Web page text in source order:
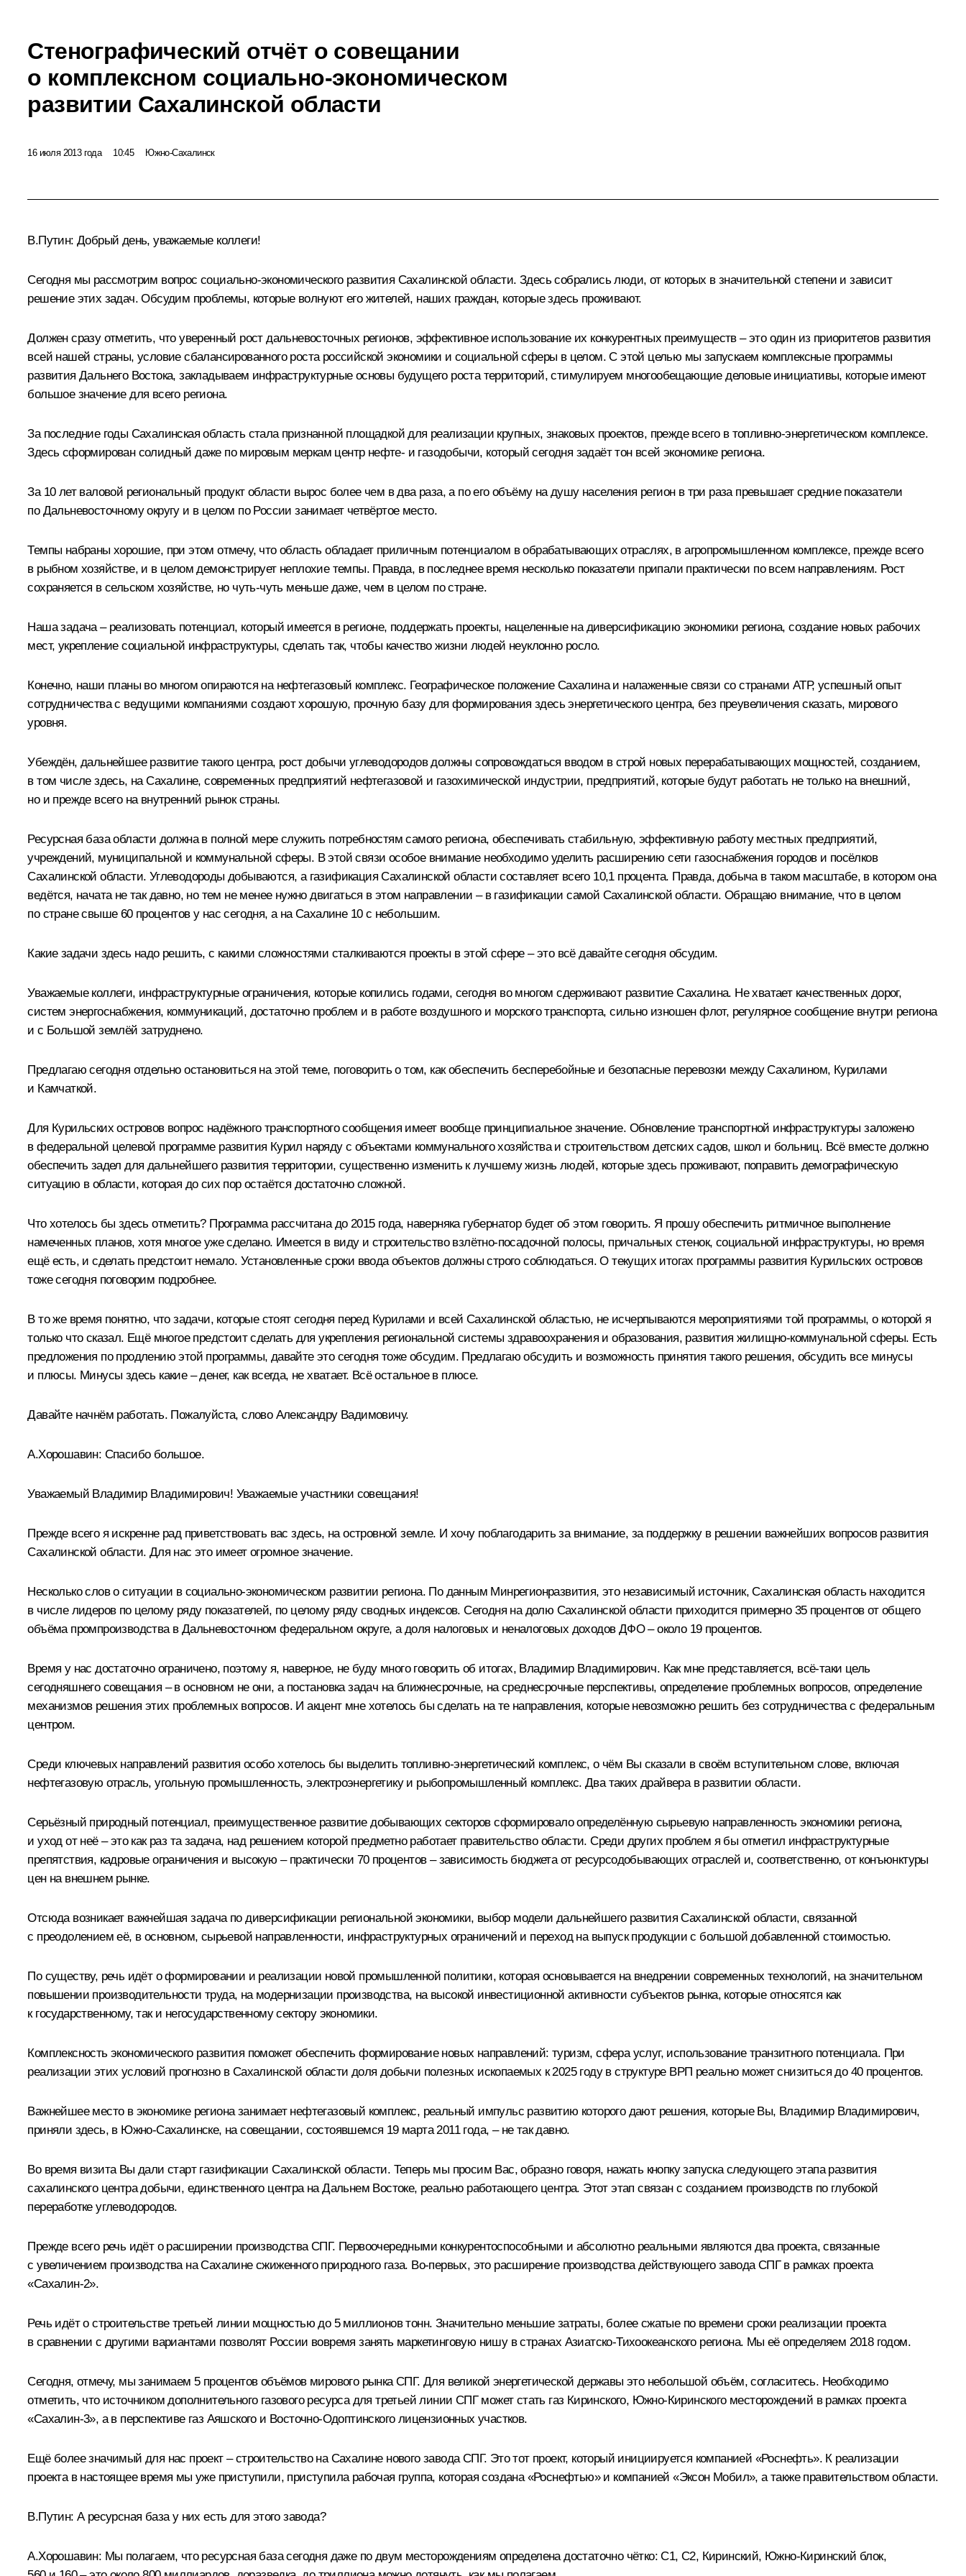
Стенографический отчёт о совещании
о комплексном социально-экономическом
развитии Сахалинской области
16 июля 2013 года 10:45 Южно-Сахалинск
В.Путин: Добрый день, уважаемые коллеги!
Сегодня мы рассмотрим вопрос социально-экономического развития Сахалинской области. Здесь собрались люди, от которых в значительной степени и зависит
решение этих задач. Обсудим проблемы, которые волнуют его жителей, наших граждан, которые здесь проживают.
Должен сразу отметить, что уверенный рост дальневосточных регионов, эффективное использование их конкурентных преимуществ – это один из приоритетов развития
всей нашей страны, условие сбалансированного роста российской экономики и социальной сферы в целом. С этой целью мы запускаем комплексные программы
развития Дальнего Востока, закладываем инфраструктурные основы будущего роста территорий, стимулируем многообещающие деловые инициативы, которые имеют
большое значение для всего региона.
За последние годы Сахалинская область стала признанной площадкой для реализации крупных, знаковых проектов, прежде всего в топливно-энергетическом комплексе.
Здесь сформирован солидный даже по мировым меркам центр нефте- и газодобычи, который сегодня задаёт тон всей экономике региона.
За 10 лет валовой региональный продукт области вырос более чем в два раза, а по его объёму на душу населения регион в три раза превышает средние показатели
по Дальневосточному округу и в целом по России занимает четвёртое место.
Темпы набраны хорошие, при этом отмечу, что область обладает приличным потенциалом в обрабатывающих отраслях, в агропромышленном комплексе, прежде всего
в рыбном хозяйстве, и в целом демонстрирует неплохие темпы. Правда, в последнее время несколько показатели припали практически по всем направлениям. Рост
сохраняется в сельском хозяйстве, но чуть-чуть меньше даже, чем в целом по стране.
Наша задача – реализовать потенциал, который имеется в регионе, поддержать проекты, нацеленные на диверсификацию экономики региона, создание новых рабочих
мест, укрепление социальной инфраструктуры, сделать так, чтобы качество жизни людей неуклонно росло.
Конечно, наши планы во многом опираются на нефтегазовый комплекс. Географическое положение Сахалина и налаженные связи со странами АТР, успешный опыт
сотрудничества с ведущими компаниями создают хорошую, прочную базу для формирования здесь энергетического центра, без преувеличения сказать, мирового
уровня.
Убеждён, дальнейшее развитие такого центра, рост добычи углеводородов должны сопровождаться вводом в строй новых перерабатывающих мощностей, созданием,
в том числе здесь, на Сахалине, современных предприятий нефтегазовой и газохимической индустрии, предприятий, которые будут работать не только на внешний,
но и прежде всего на внутренний рынок страны.
Ресурсная база области должна в полной мере служить потребностям самого региона, обеспечивать стабильную, эффективную работу местных предприятий,
учреждений, муниципальной и коммунальной сферы. В этой связи особое внимание необходимо уделить расширению сети газоснабжения городов и посёлков
Сахалинской области. Углеводороды добываются, а газификация Сахалинской области составляет всего 10,1 процента. Правда, добыча в таком масштабе, в котором она
ведётся, начата не так давно, но тем не менее нужно двигаться в этом направлении – в газификации самой Сахалинской области. Обращаю внимание, что в целом
по стране свыше 60 процентов у нас сегодня, а на Сахалине 10 с небольшим.
Какие задачи здесь надо решить, с какими сложностями сталкиваются проекты в этой сфере – это всё давайте сегодня обсудим.
Уважаемые коллеги, инфраструктурные ограничения, которые копились годами, сегодня во многом сдерживают развитие Сахалина. Не хватает качественных дорог,
систем энергоснабжения, коммуникаций, достаточно проблем и в работе воздушного и морского транспорта, сильно изношен флот, регулярное сообщение внутри региона
и с Большой землёй затруднено.
Предлагаю сегодня отдельно остановиться на этой теме, поговорить о том, как обеспечить бесперебойные и безопасные перевозки между Сахалином, Курилами
и Камчаткой.
Для Курильских островов вопрос надёжного транспортного сообщения имеет вообще принципиальное значение. Обновление транспортной инфраструктуры заложено
в федеральной целевой программе развития Курил наряду с объектами коммунального хозяйства и строительством детских садов, школ и больниц. Всё вместе должно
обеспечить задел для дальнейшего развития территории, существенно изменить к лучшему жизнь людей, которые здесь проживают, поправить демографическую
ситуацию в области, которая до сих пор остаётся достаточно сложной.
Что хотелось бы здесь отметить? Программа рассчитана до 2015 года, наверняка губернатор будет об этом говорить. Я прошу обеспечить ритмичное выполнение
намеченных планов, хотя многое уже сделано. Имеется в виду и строительство взлётно-посадочной полосы, причальных стенок, социальной инфраструктуры, но время
ещё есть, и сделать предстоит немало. Установленные сроки ввода объектов должны строго соблюдаться. О текущих итогах программы развития Курильских островов
тоже сегодня поговорим подробнее.
В то же время понятно, что задачи, которые стоят сегодня перед Курилами и всей Сахалинской областью, не исчерпываются мероприятиями той программы, о которой я
только что сказал. Ещё многое предстоит сделать для укрепления региональной системы здравоохранения и образования, развития жилищно-коммунальной сферы. Есть
предложения по продлению этой программы, давайте это сегодня тоже обсудим. Предлагаю обсудить и возможность принятия такого решения, обсудить все минусы
и плюсы. Минусы здесь какие – денег, как всегда, не хватает. Всё остальное в плюсе.
Давайте начнём работать. Пожалуйста, слово Александру Вадимовичу.
А.Хорошавин: Спасибо большое.
Уважаемый Владимир Владимирович! Уважаемые участники совещания!
Прежде всего я искренне рад приветствовать вас здесь, на островной земле. И хочу поблагодарить за внимание, за поддержку в решении важнейших вопросов развития
Сахалинской области. Для нас это имеет огромное значение.
Несколько слов о ситуации в социально-экономическом развитии региона. По данным Минрегионразвития, это независимый источник, Сахалинская область находится
в числе лидеров по целому ряду показателей, по целому ряду сводных индексов. Сегодня на долю Сахалинской области приходится примерно 35 процентов от общего
объёма промпроизводства в Дальневосточном федеральном округе, а доля налоговых и неналоговых доходов ДФО – около 19 процентов.
Время у нас достаточно ограничено, поэтому я, наверное, не буду много говорить об итогах, Владимир Владимирович. Как мне представляется, всё‑таки цель
сегодняшнего совещания – в основном не они, а постановка задач на ближнесрочные, на среднесрочные перспективы, определение проблемных вопросов, определение
механизмов решения этих проблемных вопросов. И акцент мне хотелось бы сделать на те направления, которые невозможно решить без сотрудничества с федеральным
центром.
Среди ключевых направлений развития особо хотелось бы выделить топливно-энергетический комплекс, о чём Вы сказали в своём вступительном слове, включая
нефтегазовую отрасль, угольную промышленность, электроэнергетику и рыбопромышленный комплекс. Два таких драйвера в развитии области.
Серьёзный природный потенциал, преимущественное развитие добывающих секторов сформировало определённую сырьевую направленность экономики региона,
и уход от неё – это как раз та задача, над решением которой предметно работает правительство области. Среди других проблем я бы отметил инфраструктурные
препятствия, кадровые ограничения и высокую – практически 70 процентов – зависимость бюджета от ресурсодобывающих отраслей и, соответственно, от конъюнктуры
цен на внешнем рынке.
Отсюда возникает важнейшая задача по диверсификации региональной экономики, выбор модели дальнейшего развития Сахалинской области, связанной
с преодолением её, в основном, сырьевой направленности, инфраструктурных ограничений и переход на выпуск продукции с большой добавленной стоимостью.
По существу, речь идёт о формировании и реализации новой промышленной политики, которая основывается на внедрении современных технологий, на значительном
повышении производительности труда, на модернизации производства, на высокой инвестиционной активности субъектов рынка, которые относятся как
к государственному, так и негосударственному сектору экономики.
Комплексность экономического развития поможет обеспечить формирование новых направлений: туризм, сфера услуг, использование транзитного потенциала. При
реализации этих условий прогнозно в Сахалинской области доля добычи полезных ископаемых к 2025 году в структуре ВРП реально может снизиться до 40 процентов.
Важнейшее место в экономике региона занимает нефтегазовый комплекс, реальный импульс развитию которого дают решения, которые Вы, Владимир Владимирович,
приняли здесь, в Южно-Сахалинске, на совещании, состоявшемся 19 марта 2011 года, – не так давно.
Во время визита Вы дали старт газификации Сахалинской области. Теперь мы просим Вас, образно говоря, нажать кнопку запуска следующего этапа развития
сахалинского центра добычи, единственного центра на Дальнем Востоке, реально работающего центра. Этот этап связан с созданием производств по глубокой
переработке углеводородов.
Прежде всего речь идёт о расширении производства СПГ. Первоочередными конкурентоспособными и абсолютно реальными являются два проекта, связанные
с увеличением производства на Сахалине сжиженного природного газа. Во‑первых, это расширение производства действующего завода СПГ в рамках проекта
«Сахалин‑2».
Речь идёт о строительстве третьей линии мощностью до 5 миллионов тонн. Значительно меньшие затраты, более сжатые по времени сроки реализации проекта
в сравнении с другими вариантами позволят России вовремя занять маркетинговую нишу в странах Азиатско-Тихоокеанского региона. Мы её определяем 2018 годом.
Сегодня, отмечу, мы занимаем 5 процентов объёмов мирового рынка СПГ. Для великой энергетической державы это небольшой объём, согласитесь. Необходимо
отметить, что источником дополнительного газового ресурса для третьей линии СПГ может стать газ Киринского, Южно-Киринского месторождений в рамках проекта
«Сахалин‑3», а в перспективе газ Аяшского и Восточно-Одоптинского лицензионных участков.
Ещё более значимый для нас проект – строительство на Сахалине нового завода СПГ. Это тот проект, который инициируется компанией «Роснефть». К реализации
проекта в настоящее время мы уже приступили, приступила рабочая группа, которая создана «Роснефтью» и компанией «Эксон Мобил», а также правительством области.
В.Путин: А ресурсная база у них есть для этого завода?
А.Хорошавин: Мы полагаем, что ресурсная база сегодня даже по двум месторождениям определена достаточно чётко: С1, С2, Киринский, Южно-Киринский блок,